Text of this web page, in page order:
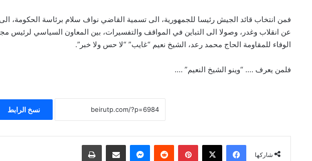
فمن انتخاب قائد الجيش رئيسا للجمهورية، الى تسمية القاضي نواف سلام برئاسة الحكومة،
عن انقلاب وغدر، وصولا الى التباين في المواقف والتفسيرات، بين المعاون السياسي
الوفاء للمقاومة الحاج محمد رعد، الشيخ نعيم “غايب” “لا حس ولا خبر”.
فلمن يعرف …. “وينو الشيخ النعيم” ….
نسخ الرابط
شاركها
فيسبوك ‫X بينتيريست
‏Reddit ماسنجر مشاركة عبر البريد طباعة